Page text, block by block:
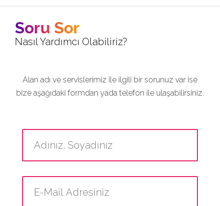
Soru Sor
Nasıl Yardımcı Olabiliriz?
Alan adı ve servislerimiz ile ilgili bir sorunuz var ise
bize aşağıdaki formdan yada telefon ile ulaşabilirsiniz.